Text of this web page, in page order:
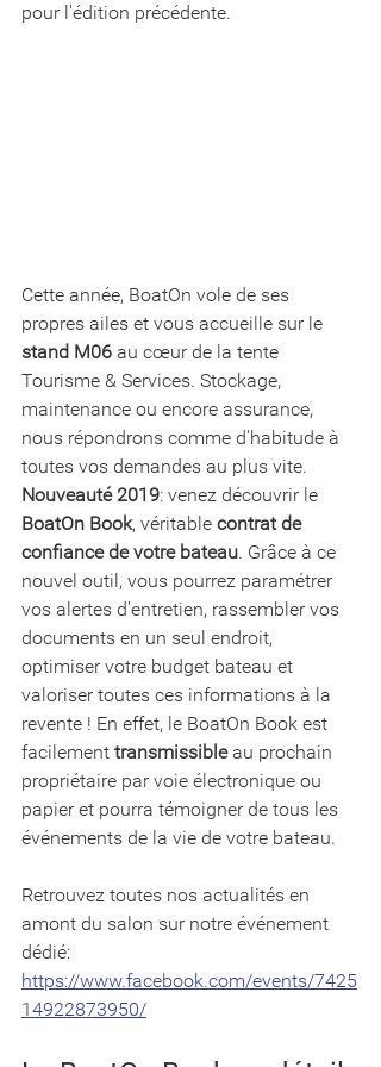
pour l'édition précédente.
Cette année, BoatOn vole de ses
propres ailes et vous accueille sur le
stand M06 au cœur de la tente
Tourisme & Services. Stockage,
maintenance ou encore assurance,
nous répondrons comme d'habitude à
toutes vos demandes au plus vite.
Nouveauté 2019: venez découvrir le
BoatOn Book, véritable contrat de
confiance de votre bateau. Grâce à ce
nouvel outil, vous pourrez paramétrer
vos alertes d'entretien, rassembler vos
documents en un seul endroit,
optimiser votre budget bateau et
valoriser toutes ces informations à la
revente ! En effet, le BoatOn Book est
facilement transmissible au prochain
propriétaire par voie électronique ou
papier et pourra témoigner de tous les
événements de la vie de votre bateau.
Retrouvez toutes nos actualités en
amont du salon sur notre événement
dédié:
https://www.facebook.com/events/7425
14922873950/